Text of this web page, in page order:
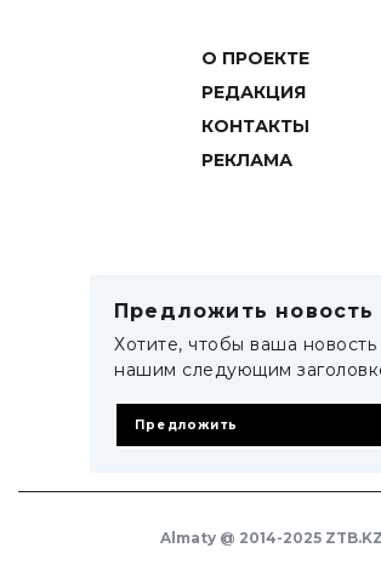
О ПРОЕКТЕ
РЕДАКЦИЯ
КОНТАКТЫ
РЕКЛАМА
Предложить новость
Хотите, чтобы ваша
нашим следующим
Предложить
Almaty @ 2014-2025 ZTB.KZ